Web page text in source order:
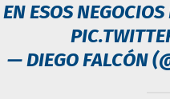
EN ESOS
— DIEGO FALCÓN